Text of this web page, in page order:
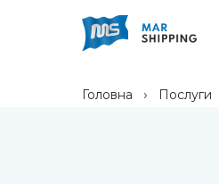
Головна › Послуги